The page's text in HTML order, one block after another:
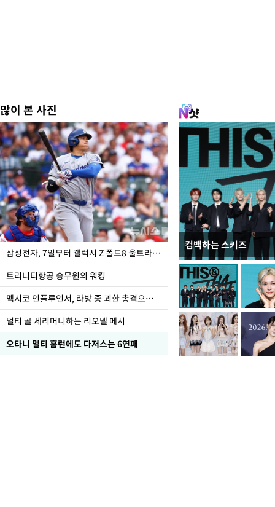
많이 본 사진
삼성전자, 7일부터 갤럭시 Z 폴드8 울트라·폴드8·플립8 출시
트리니티항공 승무원의 워킹
멕시코 인플루언서, 라방 중 괴한 총격으로 사망
멀티 골 세리머니하는 리오넬 메시
오타니 멀티 홈런에도 다저스는 6연패
컴백하는 스키즈
입추 하루 앞둔 전남
폭염